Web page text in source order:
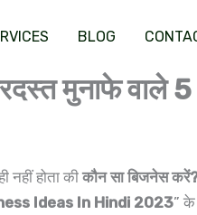
BLOG
मुनाफे वाले 5
होता की कौन सा बिजनेस
Ideas In Hindi 2023”